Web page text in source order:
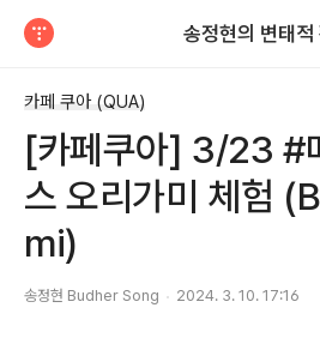
송정현의 변태적
카페 쿠아 (QUA)
[카페쿠아] 3/23 #
스 오리가미 체험
mi)
송정현 Budher Song 2024. 3. 10. 17:16